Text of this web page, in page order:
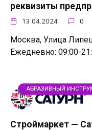
реквизиты
13.04.2024 0
Москва, Улица
Ежедневно: 09:00-
АБРАЗИВНЫЙ
Строймаркет —